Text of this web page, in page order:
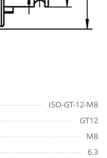
ISO-GT-12-M8
GT12
M8
6.3